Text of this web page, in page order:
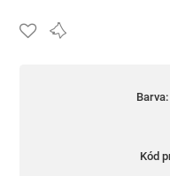
Barva:
Kód